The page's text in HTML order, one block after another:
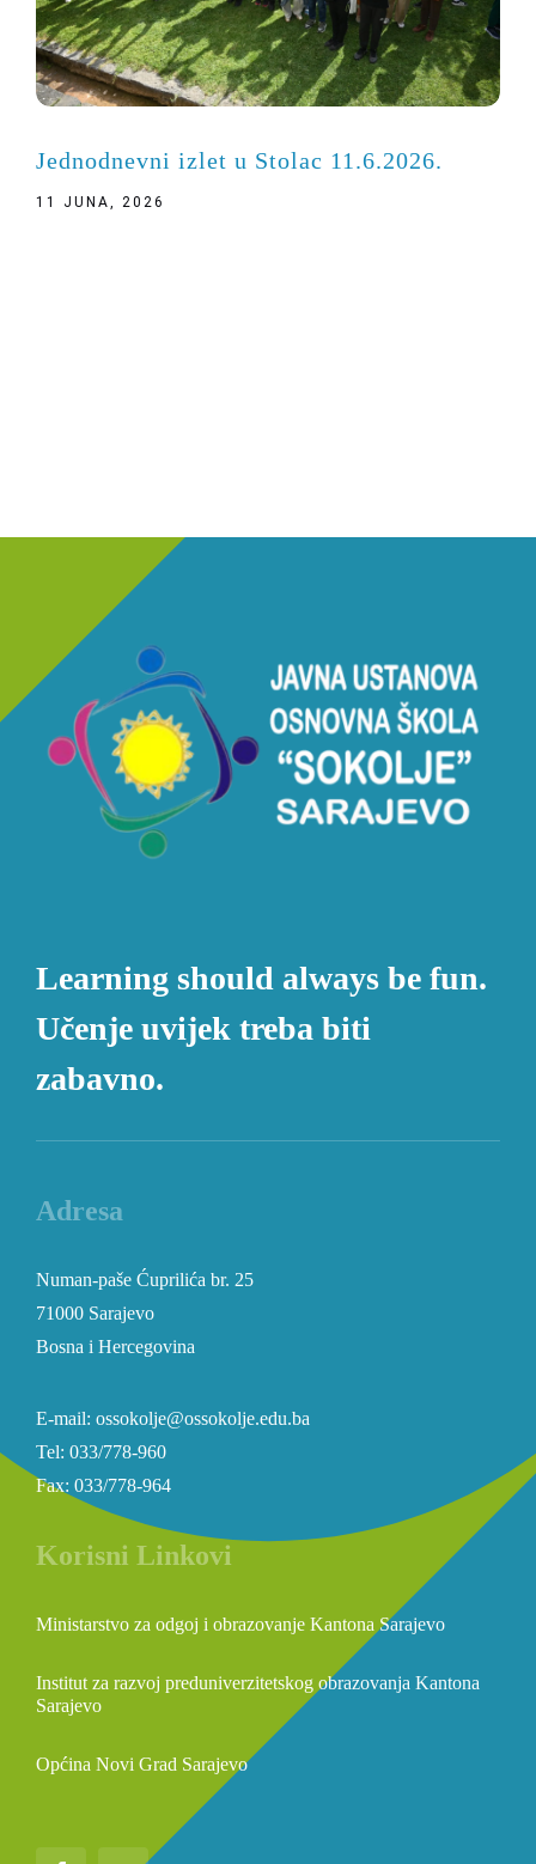
Jednodnevni izlet u Stolac 11.6.2026.
11 JUNA, 2026
Learning should always be fun.
Učenje uvijek treba biti
zabavno.
Adresa
Numan-paše Ćuprilića br. 25
71000 Sarajevo
Bosna i Hercegovina
E-mail: ossokolje@ossokolje.edu.ba
Tel: 033/778-960
Fax: 033/778-964
Korisni Linkovi
Ministarstvo za odgoj i obrazovanje Kantona Sarajevo
Institut za razvoj preduniverzitetskog obrazovanja Kantona
Sarajevo
Općina Novi Grad Sarajevo